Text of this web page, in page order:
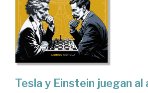
Tesla y Einstein juegan al